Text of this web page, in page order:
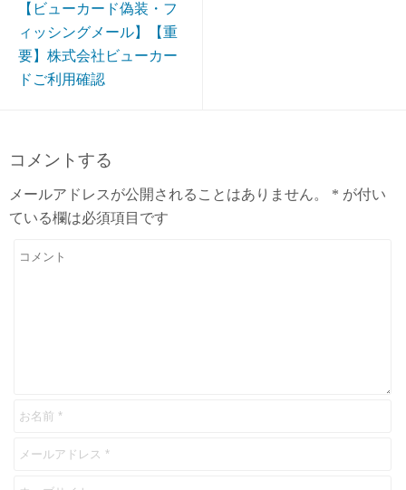
【ビューカード偽装・フ
ィッシングメール】【重
要】株式会社ビューカー
ドご利用確認
コメントする
メールアドレスが公開されることはありません。 * が付い
ている欄は必須項目です